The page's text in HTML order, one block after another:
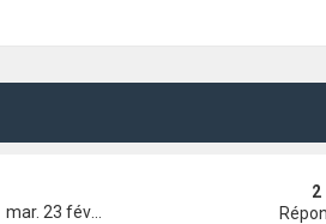
mar. 23 févr. 2010 10:15
2